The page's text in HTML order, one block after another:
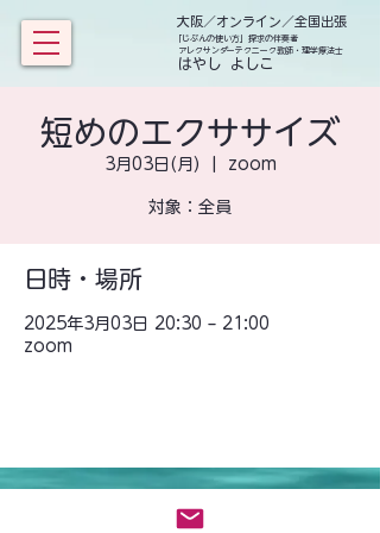
「じぶんの使い方」探求の伴奏者
アレクサンダーテクニーク教師・理学療法士
​ はやし よしこ
大阪／オンライン／全国出張
短めのエクササイズ
3月03日(月) zoom
対象：全員
日時・場所
2025年3月03日 20:30 – 21:00
zoom